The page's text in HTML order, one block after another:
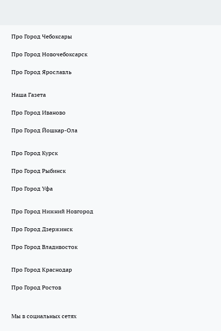
Про Город Чебоксары
Про Город Новочебоксарск
Про Город Ярославль
Наша Газета
Про Город Иваново
Про Город Йошкар-Ола
Про Город Курск
Про Город Рыбинск
Про Город Уфа
Про Город Нижний Новгород
Про Город Дзержинск
Про Город Владивосток
Про Город Краснодар
Про Город Ростов
Мы в социальных сетях